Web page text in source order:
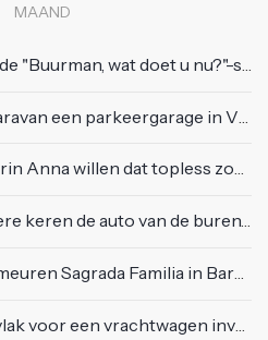
MAAND
doet u nu?"-scène uit Flodder met Tatjana Šimić
parkeergarage in Vlissingen binnen
dat topless zonnen geen taboe meer is
van de buren, maar doen alsof er niets gebeurd is
Familia in Barcelona met lading verf
voor een vrachtwagen invoegen